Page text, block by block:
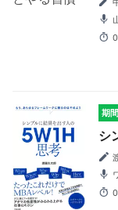
期
シ